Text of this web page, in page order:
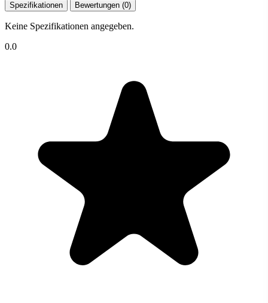
Spezifikationen Bewertungen (0)
Keine Spezifikationen angegeben.
0.0